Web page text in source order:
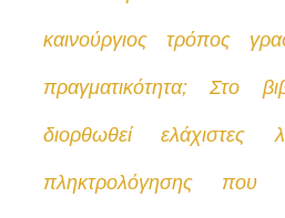
καινούργιος τρόπος
πραγματικότητα; Στο
διορθωθεί ελάχιστες
πληκτρολόγησης που